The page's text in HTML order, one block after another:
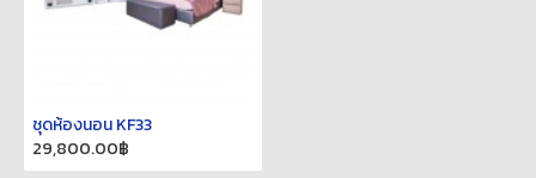
ชุดห้องนอน KF33
29,800.00฿